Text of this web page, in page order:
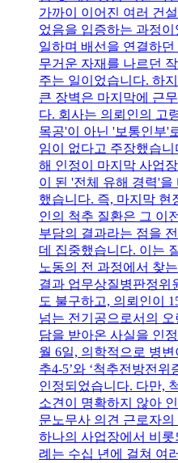
가까이 이어진 여러 건
었음을 입증하는 과정
일하며 배선을 연결하
무거운 자재를 나르던
주는 일이었습니다. 하
큰 장벽은 마지막에 근
다. 회사는 의뢰인의 고
목공'이 아닌 '보통인부'
임이 없다고 주장했습
해 인정이 마지막 사업
이 된 '전체 유해 경력'
했습니다. 즉, 마지막 현
인의 척추 질환은 그 이
부담의 결과라는 점을
데 집중했습니다. 이는
노동의 전 과정에서 찾
결과 업무상질병판정위
도 불구하고, 의뢰인이
넘는 전기공으로서의
담을 받아온 사실을 인
월 6일, 의학적으로 병
추4-5’와 ‘척추전방전위
인정되었습니다. 다만,
소견이 명확하지 않아
문노무사 의견 근로자
하나의 사업장에서 비
례는 수십 년에 걸쳐 여